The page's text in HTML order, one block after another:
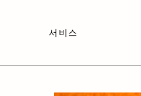
서비스